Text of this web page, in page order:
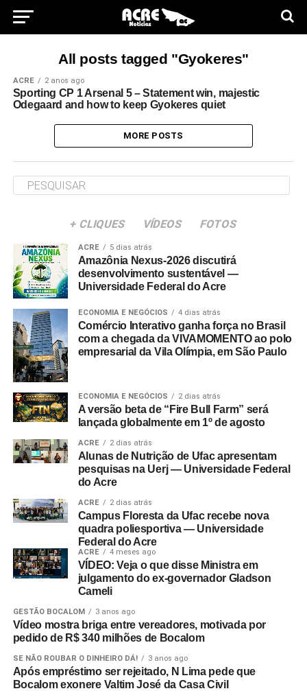
All posts tagged "Gyokeres"
ACRE 2 anos ago
Sporting CP 1 Arsenal 5 – Statement win, majestic
Odegaard and how to keep Gyokeres quiet
MORE POSTS
+ CLIQUES VÍDEOS FOTOS
ACRE 5 dias atrás
Amazônia Nexus-2026 discutirá
desenvolvimento sustentável —
Universidade Federal do Acre
ECONOMIA E NEGÓCIOS 4 dias atrás
Comércio Interativo ganha força no Brasil
com a chegada da VIVAMOMENTO ao polo
empresarial da Vila Olímpia, em São Paulo
ECONOMIA E NEGÓCIOS 2 dias atrás
A versão beta de “Fire Bull Farm” será
lançada globalmente em 1º de agosto
ACRE 2 dias atrás
Alunas de Nutrição de Ufac apresentam
pesquisas na Uerj — Universidade Federal
do Acre
ACRE 2 dias atrás
Campus Floresta da Ufac recebe nova
quadra poliesportiva — Universidade
Federal do Acre
ACRE 4 meses ago
VÍDEO: Veja o que disse Ministra em
julgamento do ex-governador Gladson
Cameli
GESTÃO BOCALOM 3 anos ago
Vídeo mostra briga entre vereadores, motivada por
pedido de R$ 340 milhões de Bocalom
SE NÃO ROUBAR O DINHEIRO DÁ! 3 anos ago
Após empréstimo ser rejeitado, N Lima pede que
Bocalom exonere Valtim José da Casa Civil